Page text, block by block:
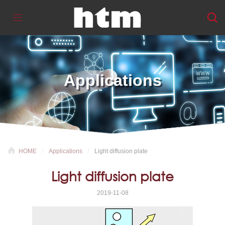
Applications
HOME Applications Light diffusion plate
Light diffusion plate
2019-11-08